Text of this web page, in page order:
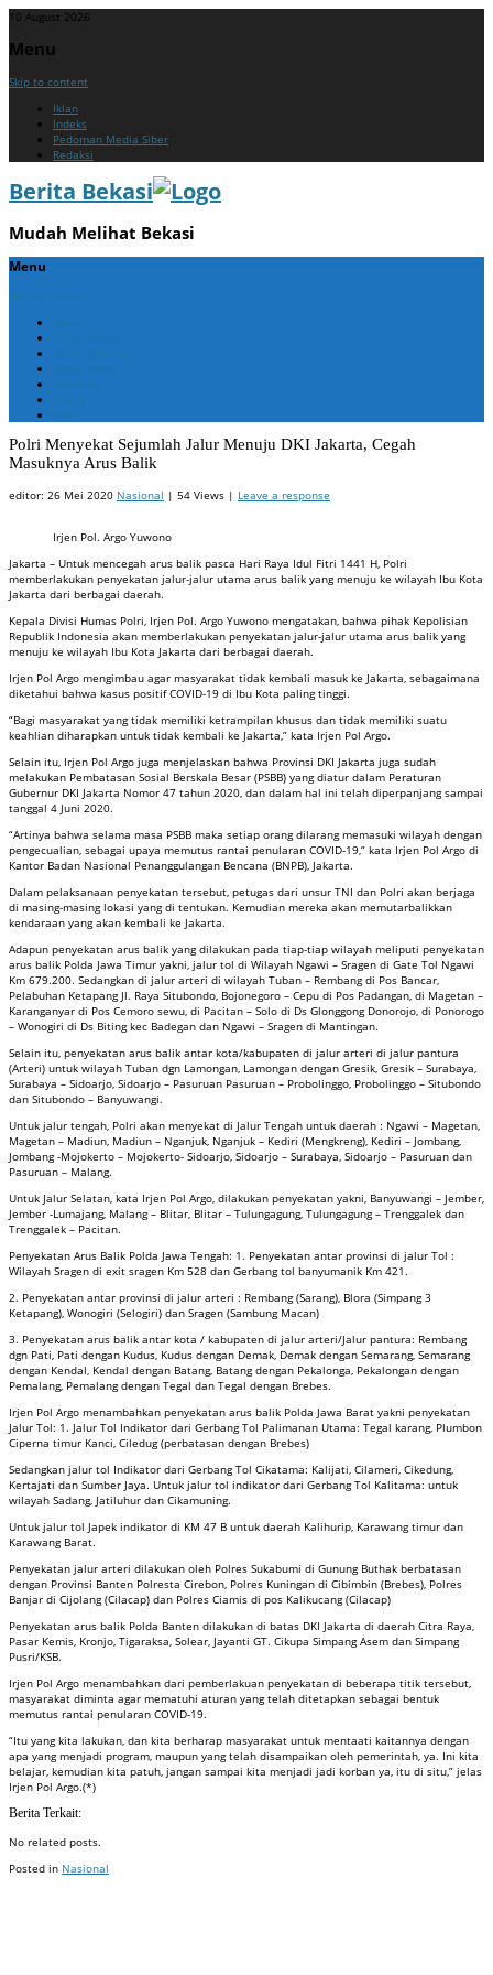
10 August 2026
Menu
Skip to content
Iklan
Indeks
Pedoman Media Siber
Redaksi
Berita Bekasi
Mudah Melihat Bekasi
Menu
Skip to content
Home
Berita Bekasi
Berita Cikarang
Berita Jabar
Nasional
Politik
ADV
Polri Menyekat Sejumlah Jalur Menuju DKI Jakarta, Cegah
Masuknya Arus Balik
editor: 26 Mei 2020 Nasional | 54 Views | Leave a response
Irjen Pol. Argo Yuwono
Jakarta – Untuk mencegah arus balik pasca Hari Raya Idul Fitri 1441 H, Polri
memberlakukan penyekatan jalur-jalur utama arus balik yang menuju ke wilayah Ibu Kota
Jakarta dari berbagai daerah.
Kepala Divisi Humas Polri, Irjen Pol. Argo Yuwono mengatakan, bahwa pihak Kepolisian
Republik Indonesia akan memberlakukan penyekatan jalur-jalur utama arus balik yang
menuju ke wilayah Ibu Kota Jakarta dari berbagai daerah.
Irjen Pol Argo mengimbau agar masyarakat tidak kembali masuk ke Jakarta, sebagaimana
diketahui bahwa kasus positif COVID-19 di Ibu Kota paling tinggi.
“Bagi masyarakat yang tidak memiliki ketrampilan khusus dan tidak memiliki suatu
keahlian diharapkan untuk tidak kembali ke Jakarta,” kata Irjen Pol Argo.
Selain itu, Irjen Pol Argo juga menjelaskan bahwa Provinsi DKI Jakarta juga sudah
melakukan Pembatasan Sosial Berskala Besar (PSBB) yang diatur dalam Peraturan
Gubernur DKI Jakarta Nomor 47 tahun 2020, dan dalam hal ini telah diperpanjang sampai
tanggal 4 Juni 2020.
“Artinya bahwa selama masa PSBB maka setiap orang dilarang memasuki wilayah dengan
pengecualian, sebagai upaya memutus rantai penularan COVID-19,” kata Irjen Pol Argo di
Kantor Badan Nasional Penanggulangan Bencana (BNPB), Jakarta.
Dalam pelaksanaan penyekatan tersebut, petugas dari unsur TNI dan Polri akan berjaga
di masing-masing lokasi yang di tentukan. Kemudian mereka akan memutarbalikkan
kendaraan yang akan kembali ke Jakarta.
Adapun penyekatan arus balik yang dilakukan pada tiap-tiap wilayah meliputi penyekatan
arus balik Polda Jawa Timur yakni, jalur tol di Wilayah Ngawi – Sragen di Gate Tol Ngawi
Km 679.200. Sedangkan di jalur arteri di wilayah Tuban – Rembang di Pos Bancar,
Pelabuhan Ketapang Jl. Raya Situbondo, Bojonegoro – Cepu di Pos Padangan, di Magetan –
Karanganyar di Pos Cemoro sewu, di Pacitan – Solo di Ds Glonggong Donorojo, di Ponorogo
– Wonogiri di Ds Biting kec Badegan dan Ngawi – Sragen di Mantingan.
Selain itu, penyekatan arus balik antar kota/kabupaten di jalur arteri di jalur pantura
(Arteri) untuk wilayah Tuban dgn Lamongan, Lamongan dengan Gresik, Gresik – Surabaya,
Surabaya – Sidoarjo, Sidoarjo – Pasuruan Pasuruan – Probolinggo, Probolinggo – Situbondo
dan Situbondo – Banyuwangi.
Untuk jalur tengah, Polri akan menyekat di Jalur Tengah untuk daerah : Ngawi – Magetan,
Magetan – Madiun, Madiun – Nganjuk, Nganjuk – Kediri (Mengkreng), Kediri – Jombang,
Jombang -Mojokerto – Mojokerto- Sidoarjo, Sidoarjo – Surabaya, Sidoarjo – Pasuruan dan
Pasuruan – Malang.
Untuk Jalur Selatan, kata Irjen Pol Argo, dilakukan penyekatan yakni, Banyuwangi – Jember,
Jember -Lumajang, Malang – Blitar, Blitar – Tulungagung, Tulungagung – Trenggalek dan
Trenggalek – Pacitan.
Penyekatan Arus Balik Polda Jawa Tengah: 1. Penyekatan antar provinsi di jalur Tol :
Wilayah Sragen di exit sragen Km 528 dan Gerbang tol banyumanik Km 421.
2. Penyekatan antar provinsi di jalur arteri : Rembang (Sarang), Blora (Simpang 3
Ketapang), Wonogiri (Selogiri) dan Sragen (Sambung Macan)
3. Penyekatan arus balik antar kota / kabupaten di jalur arteri/Jalur pantura: Rembang
dgn Pati, Pati dengan Kudus, Kudus dengan Demak, Demak dengan Semarang, Semarang
dengan Kendal, Kendal dengan Batang, Batang dengan Pekalonga, Pekalongan dengan
Pemalang, Pemalang dengan Tegal dan Tegal dengan Brebes.
Irjen Pol Argo menambahkan penyekatan arus balik Polda Jawa Barat yakni penyekatan
Jalur Tol: 1. Jalur Tol Indikator dari Gerbang Tol Palimanan Utama: Tegal karang, Plumbon
Ciperna timur Kanci, Ciledug (perbatasan dengan Brebes)
Sedangkan jalur tol Indikator dari Gerbang Tol Cikatama: Kalijati, Cilameri, Cikedung,
Kertajati dan Sumber Jaya. Untuk jalur tol indikator dari Gerbang Tol Kalitama: untuk
wilayah Sadang, Jatiluhur dan Cikamuning.
Untuk jalur tol Japek indikator di KM 47 B untuk daerah Kalihurip, Karawang timur dan
Karawang Barat.
Penyekatan jalur arteri dilakukan oleh Polres Sukabumi di Gunung Buthak berbatasan
dengan Provinsi Banten Polresta Cirebon, Polres Kuningan di Cibimbin (Brebes), Polres
Banjar di Cijolang (Cilacap) dan Polres Ciamis di pos Kalikucang (Cilacap)
Penyekatan arus balik Polda Banten dilakukan di batas DKI Jakarta di daerah Citra Raya,
Pasar Kemis, Kronjo, Tigaraksa, Solear, Jayanti GT. Cikupa Simpang Asem dan Simpang
Pusri/KSB.
Irjen Pol Argo menambahkan dari pemberlakuan penyekatan di beberapa titik tersebut,
masyarakat diminta agar mematuhi aturan yang telah ditetapkan sebagai bentuk
memutus rantai penularan COVID-19.
“Itu yang kita lakukan, dan kita berharap masyarakat untuk mentaati kaitannya dengan
apa yang menjadi program, maupun yang telah disampaikan oleh pemerintah, ya. Ini kita
belajar, kemudian kita patuh, jangan sampai kita menjadi jadi korban ya, itu di situ,” jelas
Irjen Pol Argo.(*)
Berita Terkait:
No related posts.
Posted in Nasional